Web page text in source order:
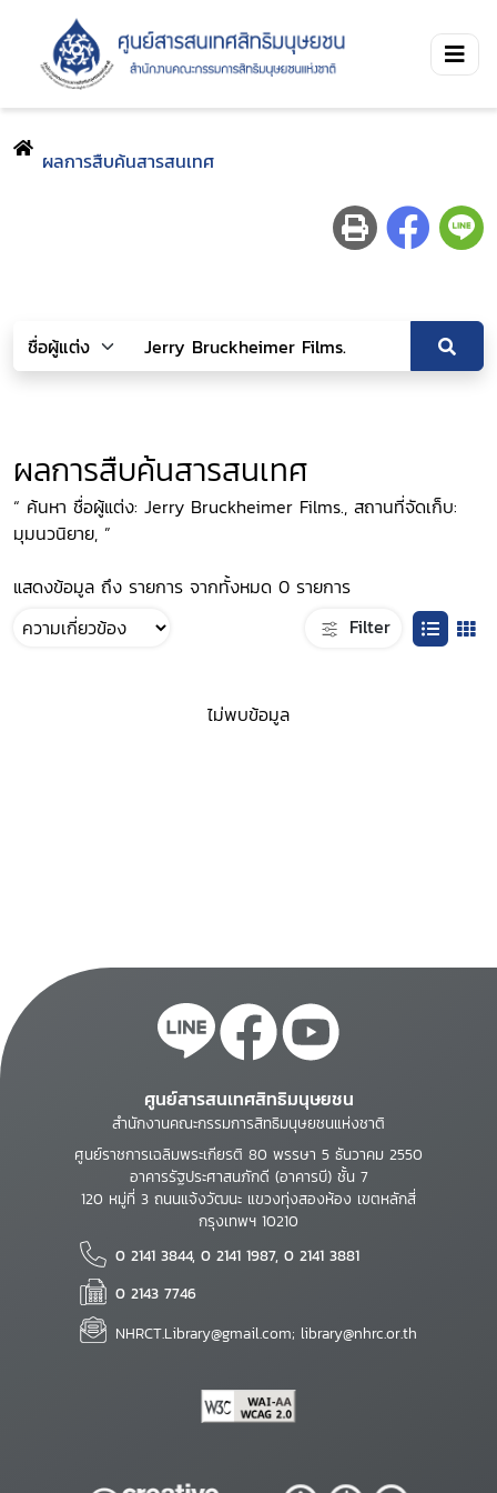
ผลการสืบค้นสารสนเทศ
ผลการสืบค้นสารสนเทศ
“ ค้นหา ชื่อผู้แต่ง: Jerry Bruckheimer Films., สถานที่จัดเก็บ:
มุมนวนิยาย, ”
แสดงข้อมูล ถึง รายการ จากทั้งหมด 0 รายการ
Filter
ไม่พบข้อมูล
ศูนย์สารสนเทศสิทธิมนุษยชน
สำนักงานคณะกรรมการสิทธิมนุษยชนแห่งชาติ
ศูนย์ราชการเฉลิมพระเกียรติ 80 พรรษา 5 ธันวาคม 2550
อาคารรัฐประศาสนภักดี (อาคารบี) ชั้น 7
120 หมู่ที่ 3 ถนนแจ้งวัฒนะ แขวงทุ่งสองห้อง เขตหลักสี่
กรุงเทพฯ 10210
0 2141 3844, 0 2141 1987, 0 2141 3881
0 2143 7746
NHRCT.Library@gmail.com; library@nhrc.or.th